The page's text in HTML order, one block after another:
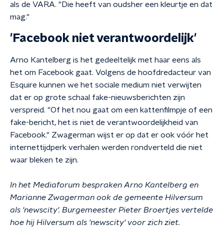
als de VARA. "Die heeft van oudsher een kleurtje en dat
mag."
'Facebook niet verantwoordelijk'
Arno Kantelberg is het gedeeltelijk met haar eens als
het om Facebook gaat. Volgens de hoofdredacteur van
Esquire kunnen we het sociale medium niet verwijten
dat er op grote schaal fake-nieuwsberichten zijn
verspreid. "Of het nou gaat om een kattenfilmpje of een
fake-bericht, het is niet de verantwoordelijkheid van
Facebook." Zwagerman wijst er op dat er ook vóór het
internettijdperk verhalen werden rondverteld die niet
waar bleken te zijn.
In het Mediaforum bespraken Arno Kantelberg en
Marianne Zwagerman ook de gemeente Hilversum
als 'newscity'. Burgemeester Pieter Broertjes vertelde
hoe hij Hilversum als 'newscity' voor zich ziet.